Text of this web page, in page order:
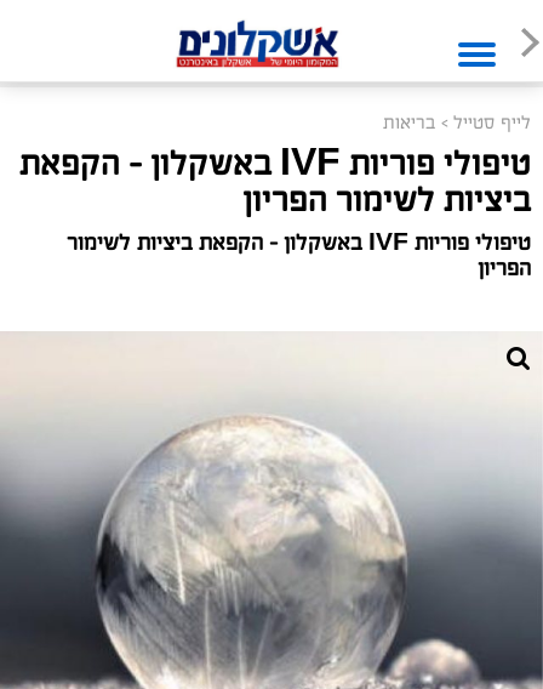
לייף סטייל > בריאות
טיפולי פוריות IVF באשקלון - הקפאת
ביציות לשימור הפריון
טיפולי פוריות IVF באשקלון - הקפאת ביציות לשימור
הפריון